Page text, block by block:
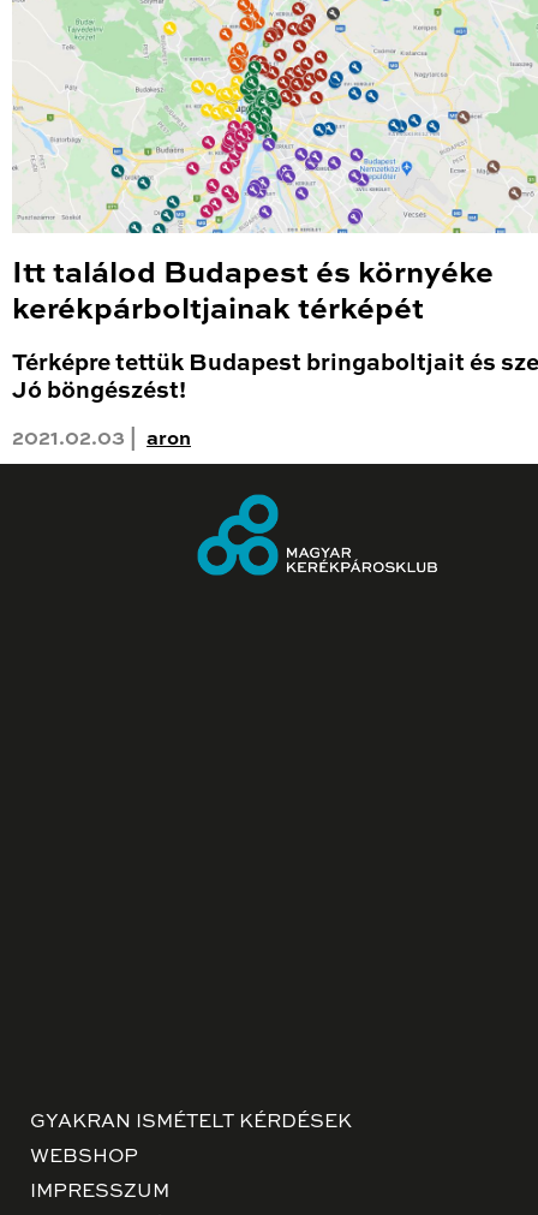
Itt találod Budapest és környéke
kerékpárboltjainak térképét
Térképre tettük Budapest bringaboltjait és
Jó böngészést!
2021.02.03 | aron
GYAKRAN ISMÉTELT KÉRDÉSEK
WEBSHOP
IMPRESSZUM